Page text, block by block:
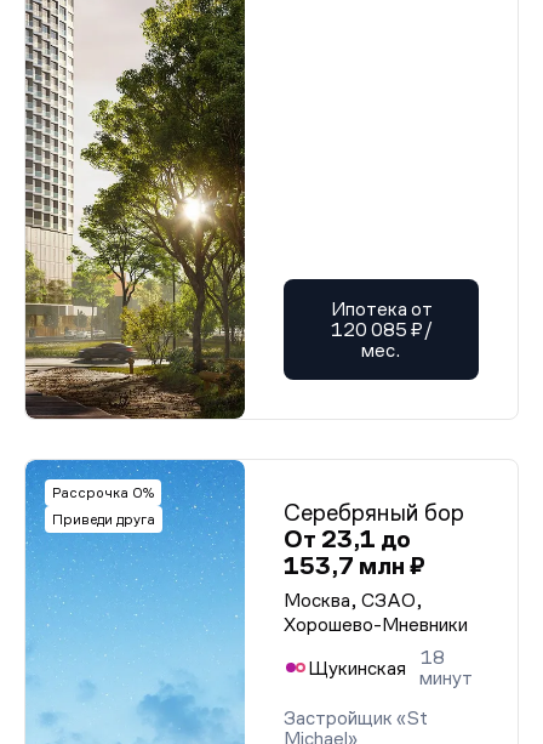
Ипотека от
120 085 ₽/
мес.
Рассрочка 0%
Приведи друга
Серебряный бор
От 23,1 до
153,7 млн ₽
Москва, СЗАО,
Хорошево-Мневники
Щукинская
18
минут
Застройщик «St
Michael»